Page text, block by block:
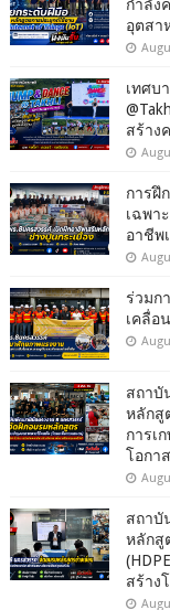
กำลัง
อุตสา
เทศบ
สร้าง
การฝึ
เฉพา
อาชีพ
ร่วมก
เคลื่อ
สถาบั
หลักสู
การเ
โอกา
สถาบั
หลักสู
สร้าง